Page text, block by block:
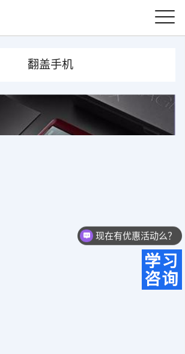
翻盖手机
现在有优惠活动么？